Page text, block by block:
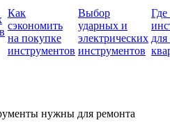
Как
сэкономить
на покупке
инструментов
Выбор
ударных и
электрических
инструментов
Где
для
нужны для ремонта